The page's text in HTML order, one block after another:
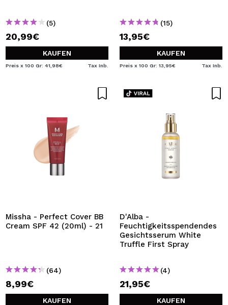
(5)
20,99€
KAUFEN
Preis x 100 Gr: 41,98€ Tax Inb.
(15)
13,95€
KAUFEN
Preis x 100 Gr: 13,95€ Tax Inb.
Missha - Perfect Cover BB
Cream SPF 42 (20ml) - 21
(64)
8,99€
KAUFEN
D'Alba -
Feuchtigkeitsspendendes
Gesichtsserum White
Truffle First Spray
(4)
21,95€
KAUFEN